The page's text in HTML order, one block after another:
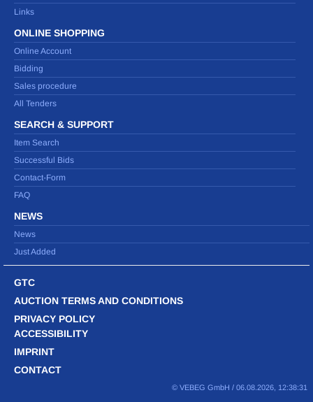
Links
ONLINE SHOPPING
Online Account
Bidding
Sales procedure
All Tenders
SEARCH & SUPPORT
Item Search
Successful Bids
Contact-Form
FAQ
NEWS
News
Just Added
GTC
AUCTION TERMS AND CONDITIONS
PRIVACY POLICY
ACCESSIBILITY
IMPRINT
CONTACT
© VEBEG GmbH / 06.08.2026, 12:38:31